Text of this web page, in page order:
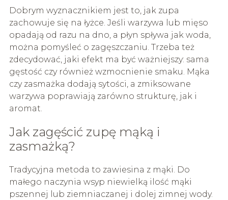
Dobrym wyznacznikiem jest to, jak zupa
zachowuje się na łyżce. Jeśli warzywa lub mięso
opadają od razu na dno, a płyn spływa jak woda,
można pomyśleć o zagęszczaniu. Trzeba też
zdecydować, jaki efekt ma być ważniejszy: sama
gęstość czy również wzmocnienie smaku. Mąka
czy zasmażka dodają sytości, a zmiksowane
warzywa poprawiają zarówno strukturę, jak i
aromat.
Jak zagęścić zupę mąką i
zasmażką?
Tradycyjna metoda to zawiesina z mąki. Do
małego naczynia wsyp niewielką ilość mąki
pszennej lub ziemniaczanej i dolej zimnej wody.